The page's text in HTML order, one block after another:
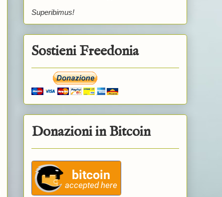
Superibimus!
Sostieni Freedonia
Donazioni in Bitcoin